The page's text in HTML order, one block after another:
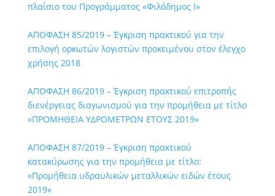
πλαίσιο του Προγράμματος «Φιλόδημος I»
ΑΠΟΦΑΣΗ 85/2019 – Έγκριση πρακτικού για την
επιλογή ορκωτών λογιστών προκειμένου στον έλεγχο
χρήσης 2018
ΑΠΟΦΑΣΗ 86/2019 – Έγκριση πρακτικού επιτροπής
διενέργειας διαγωνισμού για την προμήθεια με τίτλο
«ΠΡΟΜΗΘΕΙΑ ΥΔΡΟΜΕΤΡΩΝ ΕΤΟΥΣ 2019»
ΑΠΟΦΑΣΗ 87/2019 – Έγκριση πρακτικού
κατακύρωσης για την προμήθεια με τίτλο:
«Προμήθεια υδραυλικών μεταλλικών ειδών έτους
2019»